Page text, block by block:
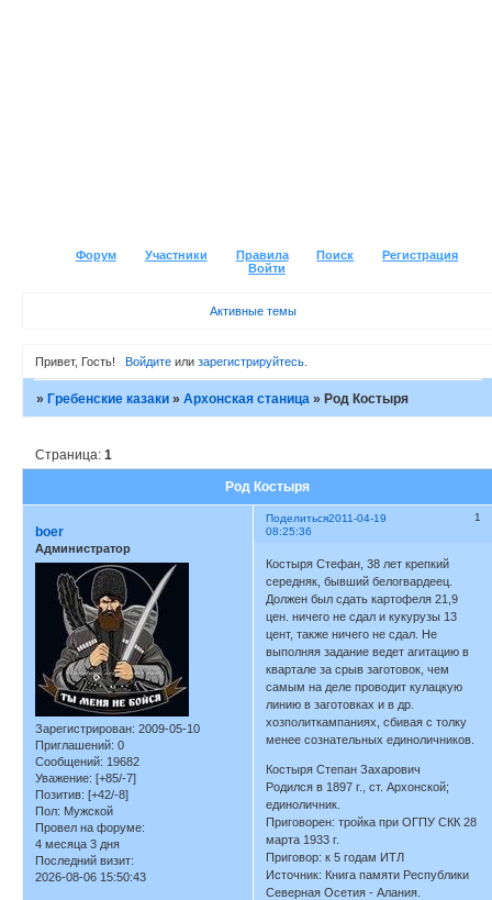
Форум Участники Правила Поиск
Регистрация
Войти
Активные темы
Привет, Гость! Войдитеили зарегистрируйтесь.
»Гребенские казаки »Архонская станица »Род Костыря
Род Костыря
Страница:1
Поделиться 1
2011-04-19
08:25:36
boer
Администратор
Зарегистрирован: 2009-05-10
Приглашений: 0
Сообщений: 19682
Уважение: [+85/-7]
Позитив: [+42/-8]
Пол: Мужской
Провел на форуме:
4 месяца 3 дня
Последний визит:
2026-08-06 15:50:43
Костыря Стефан, 38 лет крепкий
середняк, бывший белогвардеец.
Должен был сдать картофеля 21,9
цен. ничего не сдал и кукурузы 13
цент, также ничего не сдал. Не
выполняя задание ведет агитацию в
квартале за срыв заготовок, чем
самым на деле проводит кулацкую
линию в заготовках и в др.
хозполиткампаниях, сбивая с толку
менее сознательных единоличников.
Костыря Степан Захарович
Родился в 1897 г., ст. Архонской;
единоличник.
Приговорен: тройка при ОГПУ СКК 28
марта 1933 г.
Приговор: к 5 годам ИТЛ
Источник: Книга памяти Республики
Северная Осетия - Алания.